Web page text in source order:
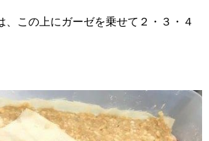
、この上にガーゼを乗せて２・３・４